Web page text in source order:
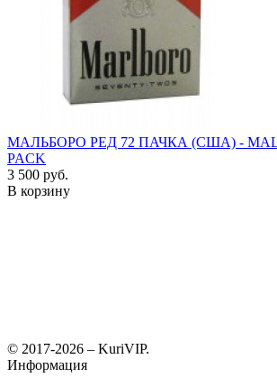
МАЛЬБОРО РЕД 72 ПАЧКА (США) -
PACK
3 500 руб.
В корзину
© 2017-2026 – KuriVIP.
Информация